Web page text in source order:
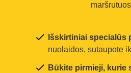
Išskirtiniai specialūs
nuolaidos, sutaupote
Būkite pirmieji, kurie